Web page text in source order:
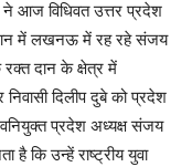
ने आज विधिवत उत्तर प्रदेश
में लखनऊ में रह रहे संजय
रक्त दान के क्षेत्र में
दिलीप दुबे को प्रदेश
प्रदेश अध्यक्ष संजय
है कि उन्हें राष्ट्रीय युवा